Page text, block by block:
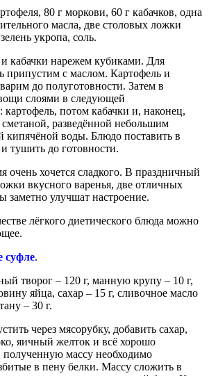
80 г моркови, 60 г кабачков, одна
масла, две столовых ложки
укропа, соль.
кабачки нарежем кубиками. Для
припустим с маслом. Картофель и
до полуготовности. Затем в
слоями в следующей
картофель, потом кабачки и, наконец,
разведённой небольшим
кипячёной воды. Блюдо поставить в
тушить до готовности.
очень хочется сладкого. В праздничный
вкусного варенья, две отличных
заметно улучшат настроение.
лёгкого диетического блюда можно
суфле.
творог – 120 г, манную крупу – 10 г,
яйца, сахар – 15 г, сливочное масло
– 30 г.
через мясорубку, добавить сахар,
яичный желток и всё хорошо
полученную массу необходимо
в пену белки. Массу сложить в